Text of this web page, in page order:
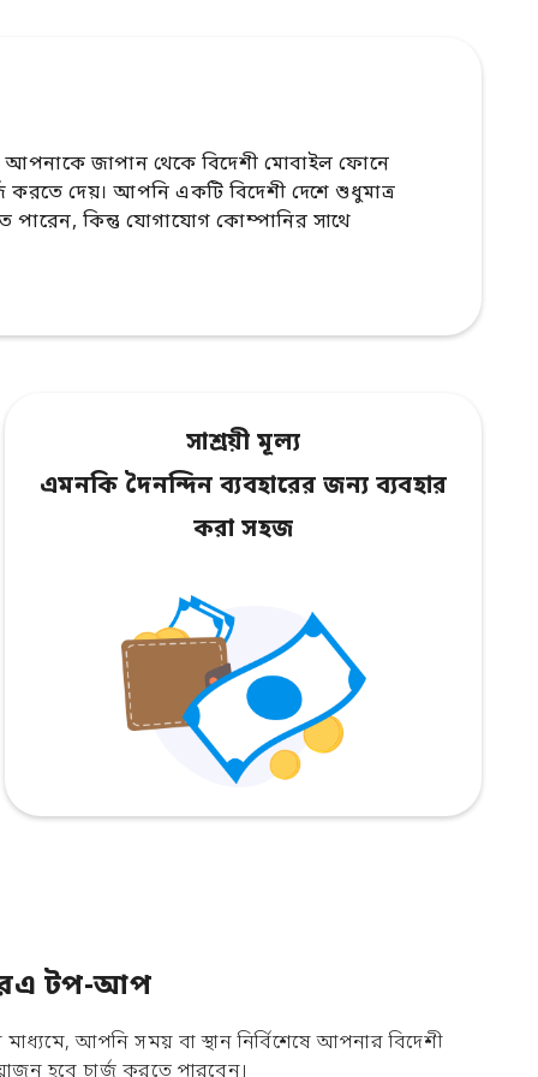
জাপান থেকে বিদেশী মোবাইল ফোনে
করতে দেয়। আপনি একটি বিদেশী দেশে শুধুমাত্র
কিন্তু যোগাযোগ কোম্পানির সাথে
সাশ্রয়ী মূল্য
এমনকি দৈনন্দিন ব্যবহারের জন্য ব্যবহার
করা সহজ
টপ-আপ
আপনি সময় বা স্থান নির্বিশেষে আপনার বিদেশী